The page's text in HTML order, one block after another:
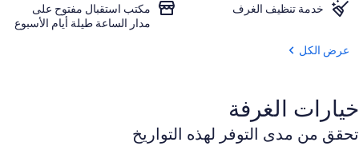
الردهة
خدمة تنظيف الغرف
مكتب استقبال مفتوح على
مدار الساعة طيلة أيام الأسبوع
عرض الكل
خيارات الغرفة
تحقق من مدى التوفر لهذه التواريخ